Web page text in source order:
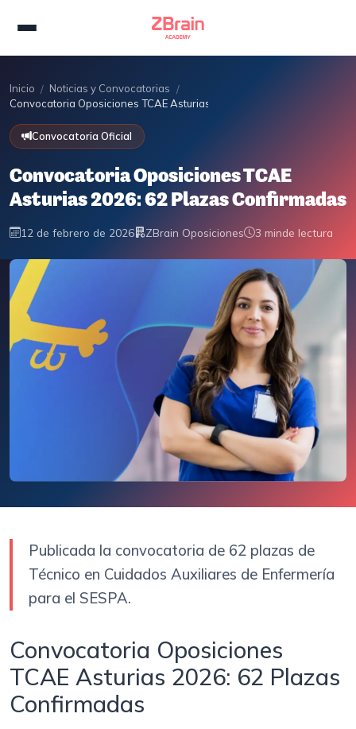
Inicio / Noticias y Convocatorias /
Convocatoria Oposiciones TCAE Asturias 2026: 62 Plazas
Convocatoria Oficial
Convocatoria Oposiciones TCAE
Asturias 2026: 62 Plazas Confirmadas
12 de febrero de 2026 ZBrain Oposiciones 3 minde lectura
Publicada la convocatoria de 62 plazas de
Técnico en Cuidados Auxiliares de Enfermería
para el SESPA.
Convocatoria Oposiciones
TCAE Asturias 2026: 62 Plazas
Confirmadas